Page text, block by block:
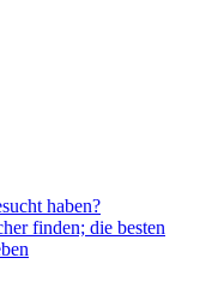
haben?
finden; die besten